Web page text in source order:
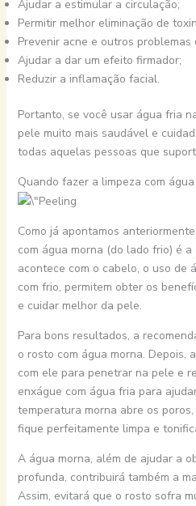
Ajudar a estimular a circulação;
Permitir melhor eliminação de
Prevenir acne e outros problemas
Ajudar a dar um efeito firmador;
Reduzir a inflamação facial.
Portanto, se você usar água fria
pele muito mais saudável e
todas aquelas pessoas que
Quando fazer a limpeza com
Como já apontamos
com água morna (do lado frio) é
acontece com o cabelo, o uso de
com frio, permitem obter os
e cuidar melhor da pele.
Para bons resultados, a
o rosto com água morna. Depois,
com ele para penetrar na pele e
enxágue com água fria para
temperatura morna abre os
fique perfeitamente limpa e
A água morna, além de ajudar a
profunda, contribuirá também a
Assim, evitará que o rosto sofra